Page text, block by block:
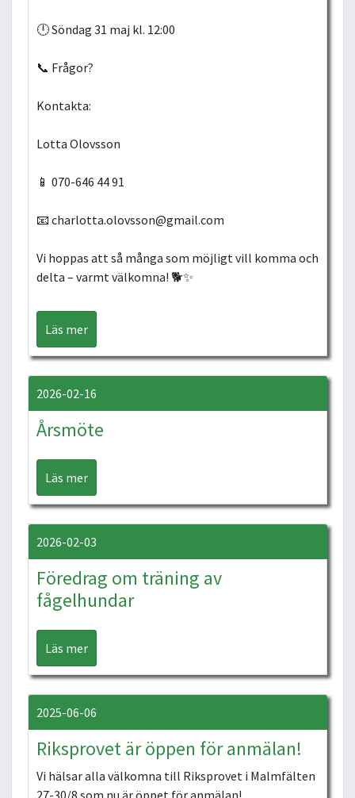
🕛 Söndag 31 maj kl. 12:00
📞 Frågor?
Kontakta:
Lotta Olovsson
📱 070-646 44 91
📧 charlotta.olovsson@gmail.com
Vi hoppas att så många som möjligt vill komma och
delta – varmt välkomna! 🐕✨
Läs mer
2026-02-16
Årsmöte
Läs mer
2026-02-03
Föredrag om träning av
fågelhundar
Läs mer
2025-06-06
Riksprovet är öppen för anmälan!
Vi hälsar alla välkomna till Riksprovet i Malmfälten
27-30/8 som nu är öppet för anmälan!